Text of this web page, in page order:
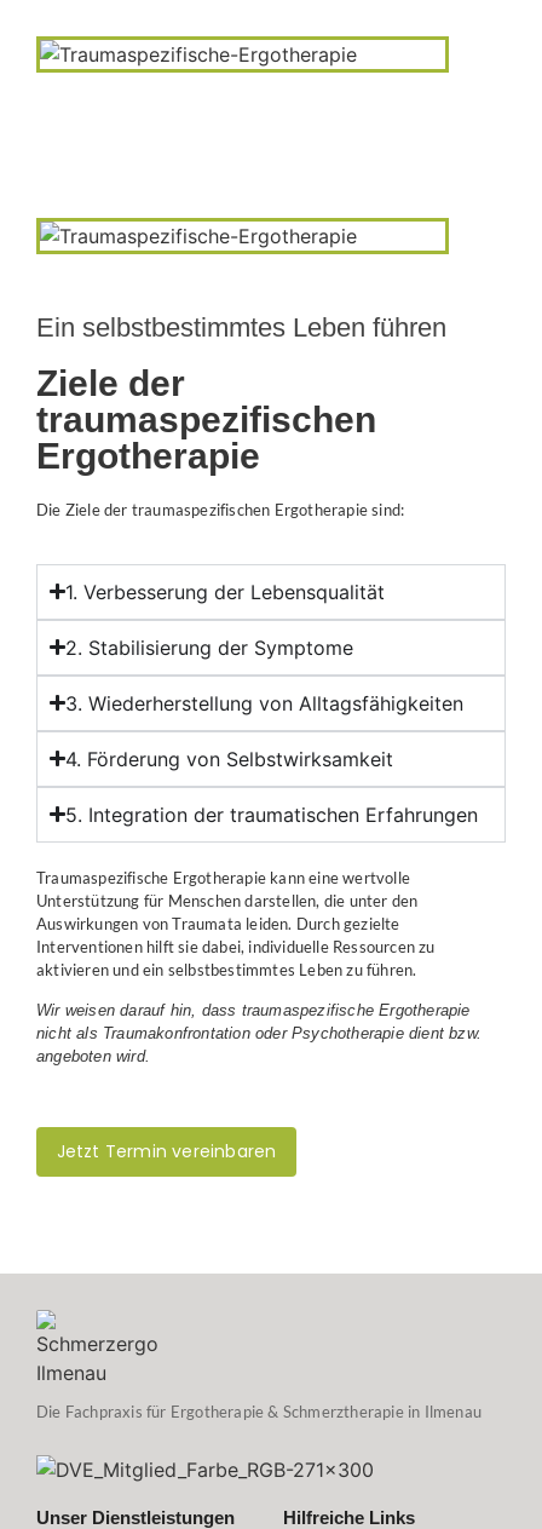
Ein selbstbestimmtes Leben führen
Ziele der
traumaspezifischen
Ergotherapie
Die Ziele der traumaspezifischen Ergotherapie sind:
1. Verbesserung der Lebensqualität
2. Stabilisierung der Symptome
3. Wiederherstellung von Alltagsfähigkeiten
4. Förderung von Selbstwirksamkeit
5. Integration der traumatischen Erfahrungen
Traumaspezifische Ergotherapie kann eine wertvolle
Unterstützung für Menschen darstellen, die unter den
Auswirkungen von Traumata leiden. Durch gezielte
Interventionen hilft sie dabei, individuelle Ressourcen zu
aktivieren und ein selbstbestimmtes Leben zu führen.
Wir weisen darauf hin, dass traumaspezifische Ergotherapie
nicht als Traumakonfrontationoder Psychotherapie dient bzw.
angeboten wird.
Jetzt Termin vereinbaren
Die Fachpraxis für Ergotherapie & Schmerztherapie in Ilmenau
Unser Dienstleistungen Hilfreiche Links